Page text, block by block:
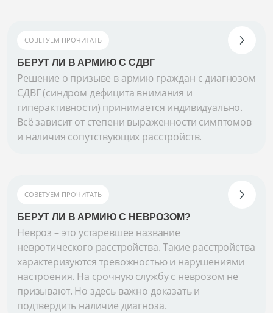
СОВЕТУЕМ ПРОЧИТАТЬ
БЕРУТ ЛИ В АРМИЮ С СДВГ
Решение о призыве в армию граждан с диагнозом
СДВГ (синдром дефицита внимания и
гиперактивности) принимается индивидуально.
Всё зависит от степени выраженности симптомов
и наличия сопутствующих расстройств.
СОВЕТУЕМ ПРОЧИТАТЬ
БЕРУТ ЛИ В АРМИЮ С НЕВРОЗОМ?
Невроз – это устаревшее название
невротического расстройства. Такие расстройства
характеризуются тревожностью и нарушениями
настроения. На срочную службу с неврозом не
призывают. Но здесь важно доказать и
подтвердить наличие диагноза.